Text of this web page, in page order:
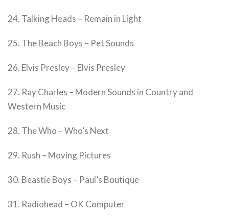
24. Talking Heads – Remain in Light
25. The Beach Boys – Pet Sounds
26. Elvis Presley – Elvis Presley
27. Ray Charles – Modern Sounds in Country and
Western Music
28. The Who – Who’s Next
29. Rush – Moving Pictures
30. Beastie Boys – Paul’s Boutique
31. Radiohead – OK Computer